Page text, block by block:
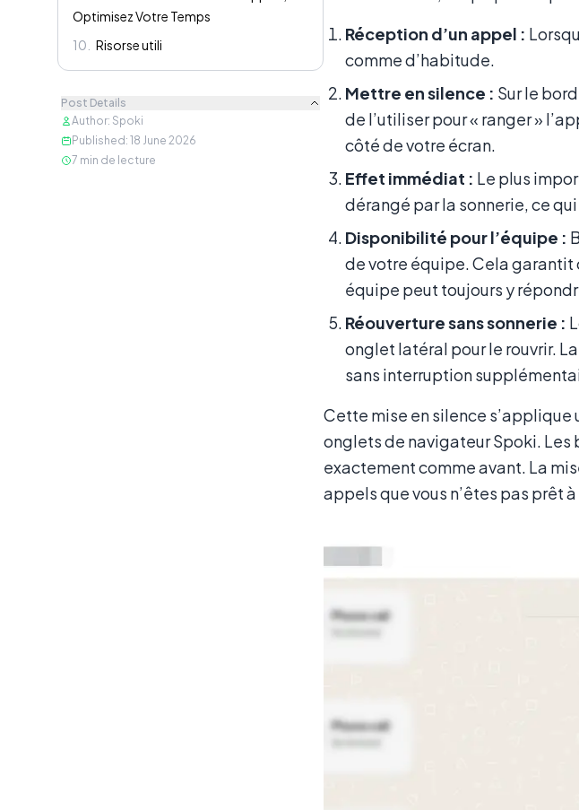
Optimisez Votre Temps
10
Risorse utili
Post Details
Author: Spoki
Published : 18 June 2026
7 min de lecture
Réception d’un appel :
comme d’habitude.
Mettre en silence : Sur le
de l’utiliser pour « ranger »
côté de votre écran.
Effet immédiat : Le plus
dérangé par la sonnerie, ce
Disponibilité pour l’équipe :
de votre équipe. Cela garantit
équipe peut toujours y
Réouverture sans sonnerie :
onglet latéral pour le rouvrir.
sans interruption
Cette mise en silence
onglets de navigateur Spoki. Les
exactement comme avant. La
appels que vous n’êtes pas prêt